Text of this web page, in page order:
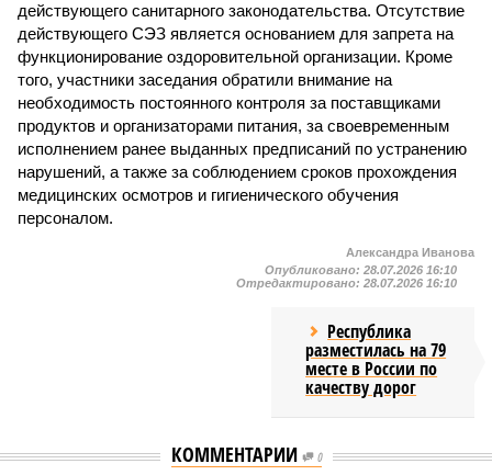
действующего санитарного законодательства. Отсутствие
действующего СЭЗ является основанием для запрета на
функционирование оздоровительной организации. Кроме
того, участники заседания обратили внимание на
необходимость постоянного контроля за поставщиками
продуктов и организаторами питания, за своевременным
исполнением ранее выданных предписаний по устранению
нарушений, а также за соблюдением сроков прохождения
медицинских осмотров и гигиенического обучения
персоналом.
Александра Иванова
Опубликовано: 28.07.2026 16:10
Отредактировано: 28.07.2026 16:10
Республика
разместилась на 79
месте в России по
качеству дорог
КОММЕНТАРИИ 0